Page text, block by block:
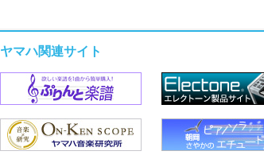
ヤマハ関連サイト